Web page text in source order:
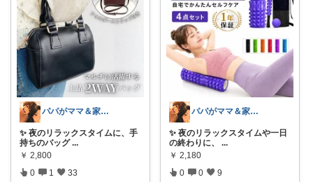
パパがママ＆家族の笑顔の為に選ぶ品😆
✨ 夜のリラックスタイムに、手
持ちのバッグ ...
￥ 2,800
0 1 33
パパがママ＆家族の笑顔の為に選ぶ品😆
✨ 夜のリラックスタイムや一日
の終わりに、
...
￥ 2,180
0 0 9